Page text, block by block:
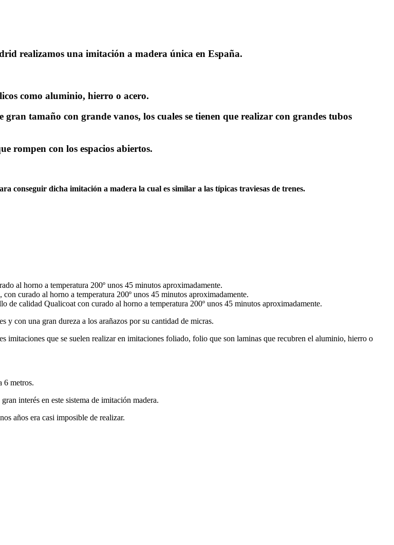
realizamos una imitación a madera única en España.
como aluminio, hierro o acero.
tamaño con grande vanos, los cuales se tienen que realizar con grandes tubos
rompen con los espacios abiertos.
conseguir dicha imitación a madera la cual es similar a las típicas traviesas de trenes.
al horno a temperatura 200º unos 45 minutos aproximadamente.
curado al horno a temperatura 200º unos 45 minutos aproximadamente.
calidad Qualicoat con curado al horno a temperatura 200º unos 45 minutos aproximadamente.
y con una gran dureza a los arañazos por su cantidad de micras.
imitaciones que se suelen realizar en imitaciones foliado, folio que son laminas que recubren el aluminio, hierro o
6 metros.
interés en este sistema de imitación madera.
años era casi imposible de realizar.